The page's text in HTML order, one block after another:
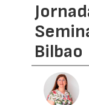
Bilbao